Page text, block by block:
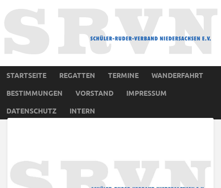
STARTSEITE REGATTEN TERMINE
WANDERFAHRT
BESTIMMUNGEN
VORSTAND
IMPRESSUM
DATENSCHUTZ
INTERN